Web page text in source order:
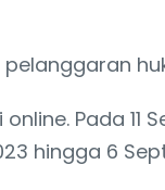
Pada 11
hingga 6